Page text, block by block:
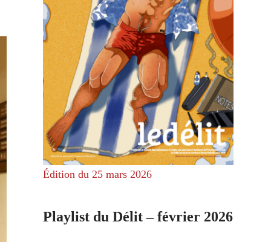
Édition du 25 mars 2026
Playlist du Délit – février 2026